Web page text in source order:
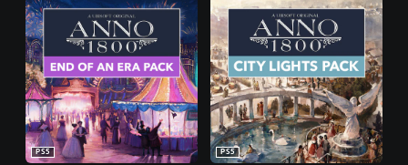
PS5
PS5